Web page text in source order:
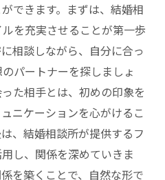
できます。まずは、結婚相
を充実させることが第一歩
相談しながら、自分に合っ
パートナーを探しましょ
た相手とは、初めの印象を
ニケーションを心がけるこ
、結婚相談所が提供するフ
し、関係を深めていきま
を築くことで、自然な形で